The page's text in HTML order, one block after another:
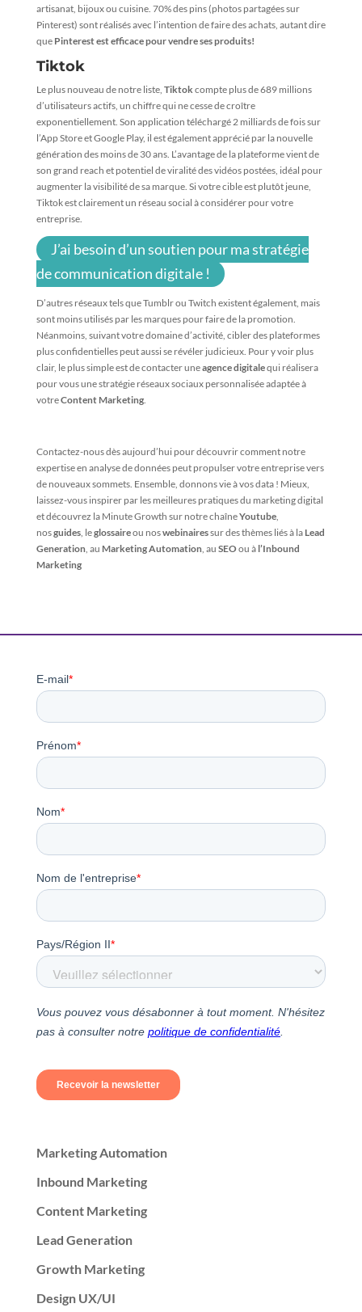
artisanat, bijoux ou cuisine. 70% des pins (photos partagées sur
Pinterest) sont réalisés avec l’intention de faire des achats, autant dire
que Pinterest est efficace pour vendre ses produits!
Tiktok
Le plus nouveau de notre liste, Tiktokcompte plus de 689 millions
d’utilisateurs actifs, un chiffre qui ne cesse de croître
exponentiellement. Son application téléchargé 2 milliards de fois sur
l’App Store et Google Play, il est également apprécié par la nouvelle
génération des moins de 30 ans. L’avantage de la plateforme vient de
son grand reach et potentiel de viralité des vidéos postées, idéal pour
augmenter la visibilité de sa marque. Si votre cible est plutôt jeune,
Tiktok est clairement un réseau social à considérer pour votre
entreprise.
J’ai besoin d’un soutien pour ma stratégie
de communication digitale !
D’autres réseaux tels que Tumblr ou Twitch existent également, mais
sont moins utilisés par les marques pour faire de la promotion.
Néanmoins, suivant votre domaine d’activité, cibler des plateformes
plus confidentielles peut aussi se révéler judicieux. Pour y voir plus
clair, le plus simple est de contacter uneagence digitalequi réalisera
pour vous une stratégie réseaux sociaux personnalisée adaptée à
votreContent Marketing.
Contactez-nous dès aujourd’hui pour découvrir comment notre
expertise en analyse de données peut propulser votre entreprise vers
de nouveaux sommets. Ensemble, donnons vie à vos data ! Mieux,
laissez-vous inspirer par les meilleures pratiques du marketing digital
et découvrez la Minute Growth sur notre chaîneYoutube,
nosguides, leglossaireou noswebinairessur des thèmes liés à la Lead
Generation, au Marketing Automation, au SEO ou à l’Inbound
Marketing
Marketing Automation
Inbound Marketing
Content Marketing
Lead Generation
Growth Marketing
Design UX/UI